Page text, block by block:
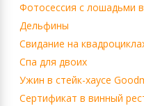
Фотосессия с лошадьми
Дельфины
Свидание на
Спа для двоих
Ужин в стейк-хаусе
Сертификат в винный